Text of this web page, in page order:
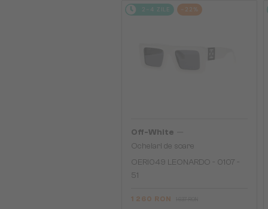
2-4 ZILE -22%
Off-White
Ochelari de soare
OERI049 LEONARDO - 0107 -
51
1 260 RON